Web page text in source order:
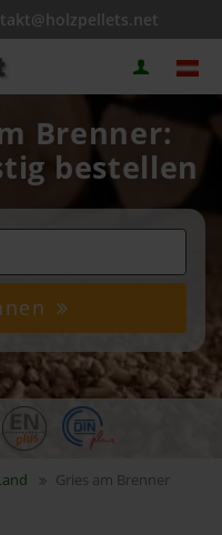
Brenner:
bestellen
Gries am Brenner